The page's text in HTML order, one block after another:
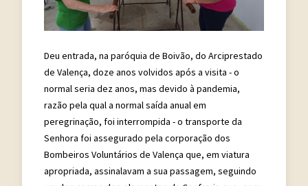
Deu entrada, na paróquia de Boivão, do Arciprestado
de Valença, doze anos volvidos após a visita - o
normal seria dez anos, mas devido à pandemia,
razão pela qual a normal saída anual em
peregrinação, foi interrompida - o transporte da
Senhora foi assegurado pela corporação dos
Bombeiros Voluntários de Valença que, em viatura
apropriada, assinalavam a sua passagem, seguindo